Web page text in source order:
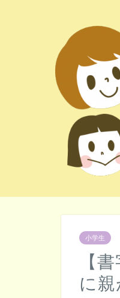
小学生
【
に